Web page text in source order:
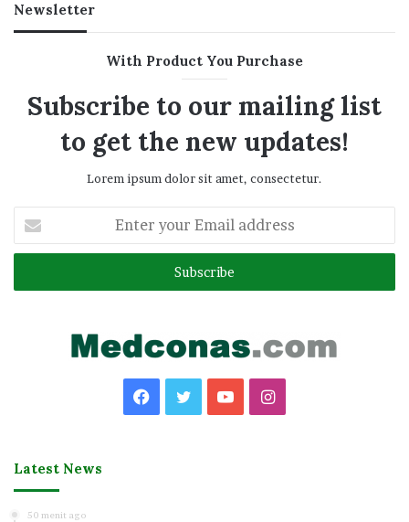
Newsletter
With Product You Purchase
Subscribe to our mailing list
to get the new updates!
Lorem ipsum dolor sit amet, consectetur.
your
Email
Facebook
TwitterYouTubeInstagram
Latest News
50 menit ago